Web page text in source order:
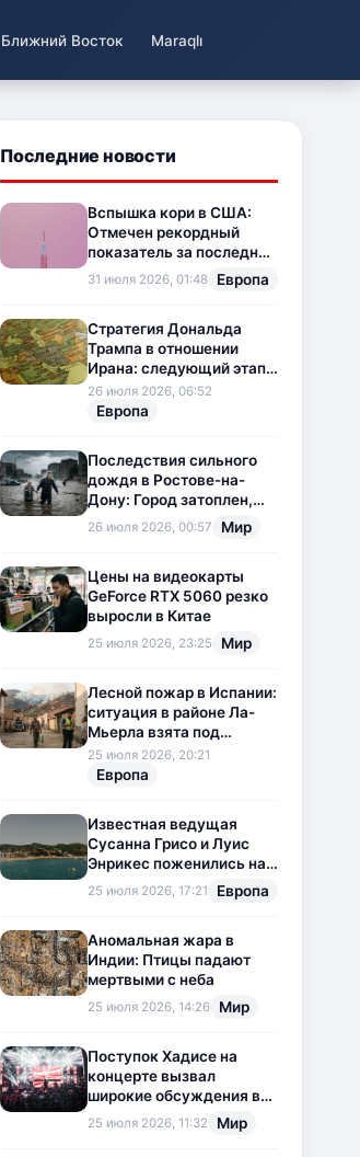
Ближний Восток Maraqlı
Последние новости
Вспышка кори в США:
Отмечен рекордный
показатель за последние
35 лет
31 июля 2026, 01:48 Европа
Стратегия Дональда
Трампа в отношении
Ирана: следующий этап
напряженности на
Ближнем Востоке
26 июля 2026, 06:52
Европа
Последствия сильного
дождя в Ростове-на-
Дону: Город затоплен,
свет отключен
26 июля 2026, 00:57 Мир
Цены на видеокарты
GeForce RTX 5060 резко
выросли в Китае
25 июля 2026, 23:25 Мир
Лесной пожар в Испании:
ситуация в районе Ла-
Мьерла взята под
контроль
25 июля 2026, 20:21
Европа
Известная ведущая
Сусанна Грисо и Луис
Энрикес поженились на
Коста-Браве
25 июля 2026, 17:21 Европа
Аномальная жара в
Индии: Птицы падают
мертвыми с неба
25 июля 2026, 14:26 Мир
Поступок Хадисе на
концерте вызвал
широкие обсуждения в
социальных сетях
25 июля 2026, 11:32 Мир